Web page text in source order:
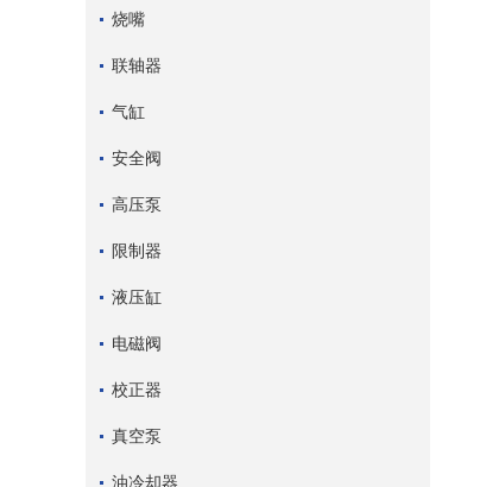
烧嘴
联轴器
气缸
安全阀
高压泵
限制器
液压缸
电磁阀
校正器
真空泵
油冷却器